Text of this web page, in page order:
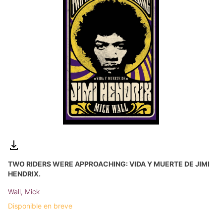
TWO RIDERS WERE APPROACHING: VIDA Y MUERTE DE JIMI
HENDRIX.
Wall, Mick
Disponible en breve